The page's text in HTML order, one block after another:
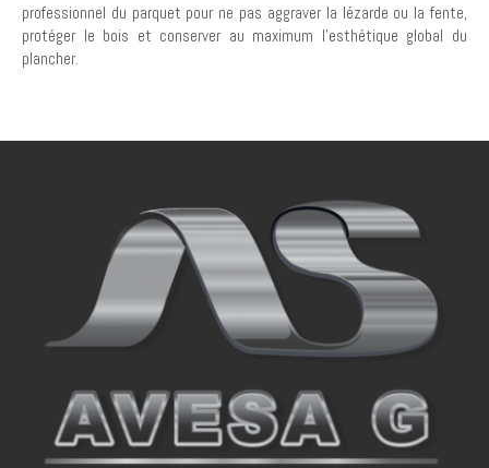
professionnel du parquet pour ne pas aggraver la lézarde ou la fente,
protéger le bois et conserver au maximum l'esthétique global du
plancher.